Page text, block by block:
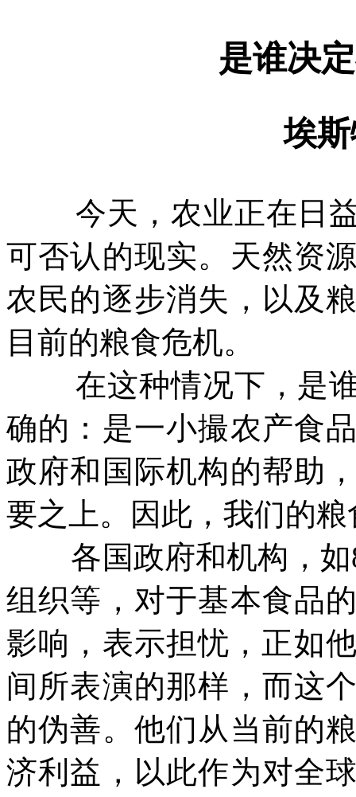
是谁决
埃
今天，农业正在日
可否认的现实。天然资
农民的逐步消失，以及
目前的粮食危机。
在这种情况下，是
确的：是一小撮农产食
政府和国际机构的帮助
要之上。因此，我们的
各国政府和机构，如
组织等，对于基本食品
影响，表示担忧，正如
间所表演的那样，而这
的伪善。他们从当前的
济利益，以此作为对全